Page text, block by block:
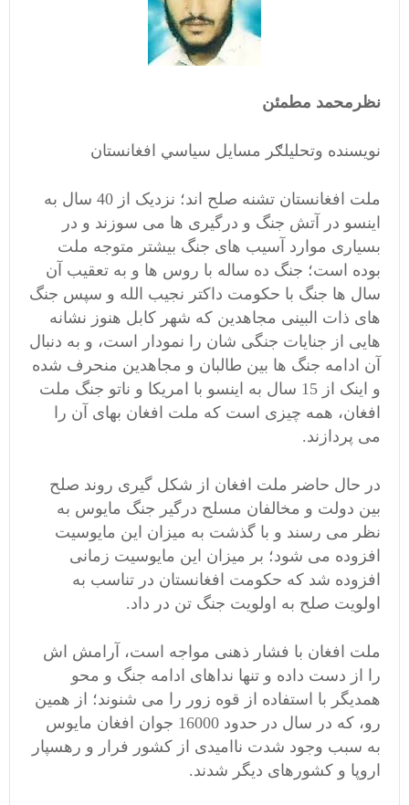
نظرمحمد مطمئن
نویسنده وتحلیلګر مسایل سیاسي افغانستان
ملت افغانستان تشنه صلح اند؛ نزدیک از 40 سال به
اینسو در آتش جنگ و درگیری ها می سوزند و در
بسیاری موارد آسیب های جنگ بیشتر متوجه ملت
بوده است؛ جنگ ده ساله با روس ها و به تعقیب آن
سال ها جنگ با حکومت داکتر نجیب الله و سپس جنگ
های ذات البینی مجاهدین که شهر کابل هنوز نشانه
هایی از جنایات جنگی شان را نمودار است، و به دنبال
آن ادامه جنگ ها بین طالبان و مجاهدین منحرف شده
و اینک از 15 سال به اینسو با امریکا و ناتو جنگ ملت
افغان، همه چیزی است که ملت افغان بهای آن را
می پردازند.
در حال حاضر ملت افغان از شکل گیری روند صلح
بین دولت و مخالفان مسلح درگیر جنگ مایوس به
نظر می رسند و با گذشت به میزان این مایوسیت
افزوده می شود؛ بر میزان این مایوسیت زمانی
افزوده شد که حکومت افغانستان در تناسب به
اولویت صلح به اولویت جنگ تن در داد.
ملت افغان با فشار ذهنی مواجه است، آرامش اش
را از دست داده و تنها نداهای ادامه جنگ و محو
همدیگر با استفاده از قوه زور را می شنوند؛ از همین
رو، که در سال در حدود 16000 جوان افغان مایوس
به سبب وجود شدت ناامیدی از کشور فرار و رهسپار
اروپا و کشورهای دیگر شدند.